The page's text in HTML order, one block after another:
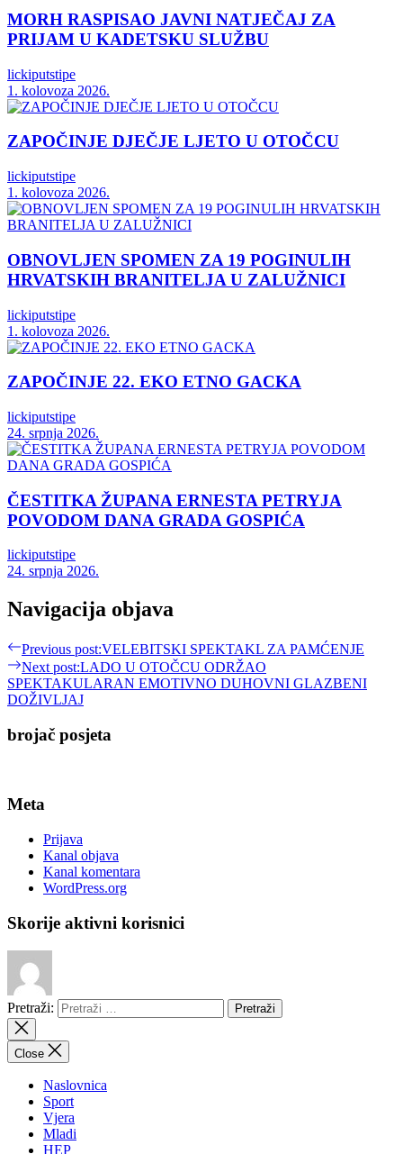
MORH RASPISAO JAVNI NATJEČAJ ZA
PRIJAM U KADETSKU SLUŽBU
lickiputstipe
1. kolovoza 2026.
ZAPOČINJE DJEČJE LJETO U OTOČCU
lickiputstipe
1. kolovoza 2026.
OBNOVLJEN SPOMEN ZA 19 POGINULIH
HRVATSKIH BRANITELJA U ZALUŽNICI
lickiputstipe
1. kolovoza 2026.
ZAPOČINJE 22. EKO ETNO GACKA
lickiputstipe
24. srpnja 2026.
ČESTITKA ŽUPANA ERNESTA PETRYJA
POVODOM DANA GRADA GOSPIĆA
lickiputstipe
24. srpnja 2026.
Navigacija objava
Previous post:VELEBITSKI SPEKTAKL ZA PAMĆENJE
Next post:LADO U OTOČCU ODRŽAO
SPEKTAKULARAN EMOTIVNO DUHOVNI GLAZBENI
DOŽIVLJAJ
brojač posjeta
Meta
Prijava
Kanal objava
Kanal komentara
WordPress.org
Skorije aktivni korisnici
Pretraži:
Close
Naslovnica
Sport
Vjera
Mladi
HEP